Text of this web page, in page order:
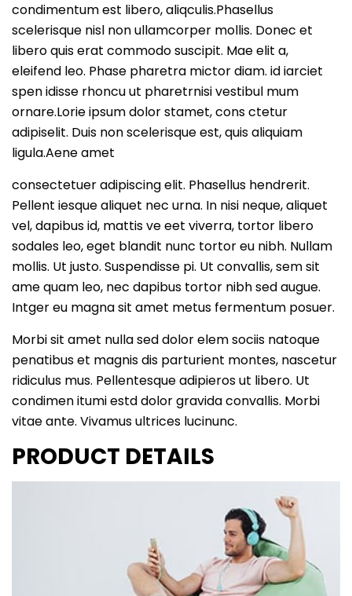
condimentum est libero, aliqculis.Phasellus
scelerisque nisl non ullamcorper mollis. Donec et
libero quis erat commodo suscipit. Mae elit a,
eleifend leo. Phase pharetra mictor diam. id iarciet
spen idisse rhoncu ut pharetrnisi vestibul mum
ornare.Lorie ipsum dolor stamet, cons ctetur
adipiselit. Duis non scelerisque est, quis aliquiam
ligula.Aene amet
consectetuer adipiscing elit. Phasellus hendrerit.
Pellent iesque aliquet nec urna. In nisi neque, aliquet
vel, dapibus id, mattis ve eet viverra, tortor libero
sodales leo, eget blandit nunc tortor eu nibh. Nullam
mollis. Ut justo. Suspendisse pi. Ut convallis, sem sit
ame quam leo, nec dapibus tortor nibh sed augue.
Intger eu magna sit amet metus fermentum posuer.
Morbi sit amet nulla sed dolor elem sociis natoque
penatibus et magnis dis parturient montes, nascetur
ridiculus mus. Pellentesque adipieros ut libero. Ut
condimen itumi estd dolor gravida convallis. Morbi
vitae ante. Vivamus ultrices lucinunc.
PRODUCT DETAILS